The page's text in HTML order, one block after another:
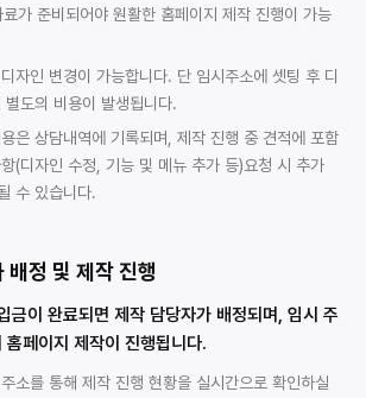
가 준비되어야 원활한 홈페이지 제작 진행이 가능
자인 변경이 가능합니다. 단 임시주소에 셋팅 후 디
별도의 비용이 발생됩니다.
은 상담내역에 기록되며, 제작 진행 중 견적에 포함
(디자인 수정, 기능 및 메뉴 추가 등)요청 시 추가
수 있습니다.
배정 및 제작 진행
금이 완료되면 제작 담당자가 배정되며, 임시 주
홈페이지 제작이 진행됩니다.
소를 통해 제작 진행 현황을 실시간으로 확인하실